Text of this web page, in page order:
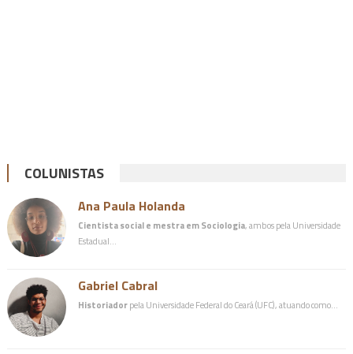
COLUNISTAS
Ana Paula Holanda
Cientista social e mestra em Sociologia, ambos pela Universidade
Estadual…
Gabriel Cabral
Historiadorpela Universidade Federal do Ceará (UFC), atuando como…